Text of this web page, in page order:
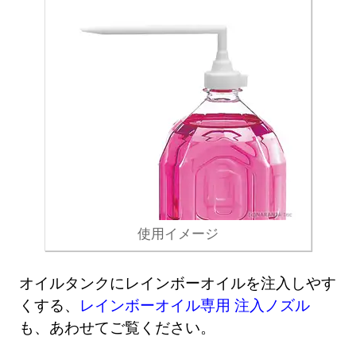
使用イメージ
オイルタンクにレインボーオイルを注入しやす
くする、 レインボーオイル専用 注入ノズル
も、あわせてご覧ください。